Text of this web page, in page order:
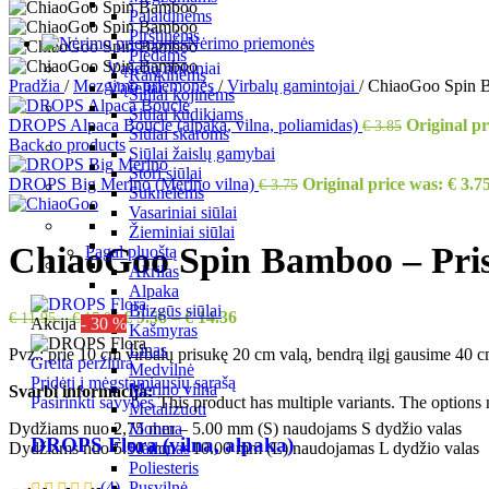
Palaidinėms
Pirštinėms
Pledams
Rankinėms
Siūlai kojinėms
Siūlai kūdikiams
Siūlai skaroms
Siūlai žaislų gamybai
Stori siūlai
Suknelėms
Vasariniai siūlai
Žieminiai siūlai
Pagal pluoštą
Akrilas
Alpaka
Blizgūs siūlai
Kašmyras
Linas
Medvilnė
Merino vilna
Metalizuoti
Mohera
Nailonas
Poliesteris
Nėrimo priemonės
Vąšelių rinkiniai
Vąšeliai
Akcija - 30 %
Greita peržiūra
Pridėti į mėgstamiausių sąrašą
Pasirinkti savybes This product has multiple variants. The options
DROPS Flora (vilna, alpaka)
Pradžia / Mezgimo priemonės / Virbalų gamintojai / ChiaoGoo Spin
DROPS Alpaca Boucle (alpaka, vilna, poliamidas) €3.85 Original
Back to products
DROPS Big Merino (Merino vilna) €3.75 Original price was: €
ChiaoGoo Spin Bamboo –
€11.95–€17.95 €9.56–€14.36
Pvz.: prie 10 cm virbalų prisukę 20 cm valą, bendrą ilgį gausime 40
Svarbi informacija:
Dydžiams nuo 2,75 mm – 5.00 mm (S) naudojams S dydžio valas
Dydžiams nuo 5.50 mm – 10.00 mm (L) naudojamas L dydžio valas